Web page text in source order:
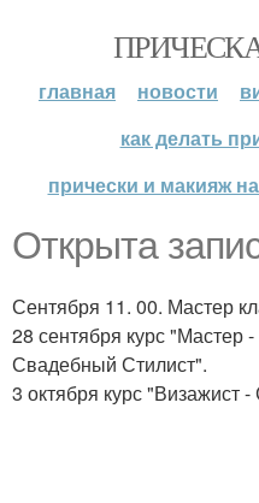
главная новости
как делать
прически и макияж
Открыта
Сентября 11. 00. Мастер
28 сентября курс "Мастер
Свадебный Стилист".
3 октября курс "Визажист